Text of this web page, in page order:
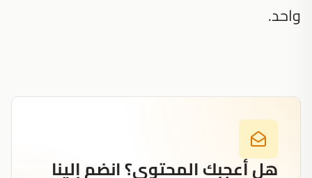
واحد.
هل أعجبك المحتوى؟ انضم إلينا